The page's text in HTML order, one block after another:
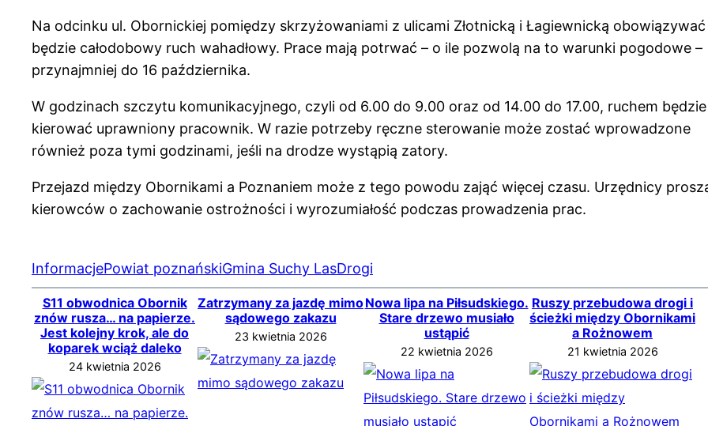
Na odcinku ul. Obornickiej pomiędzy skrzyżowaniami z ulicami Złotnicką i Łagiewnicką obowiązywać
będzie całodobowy ruch wahadłowy. Prace mają potrwać – o ile pozwolą na to warunki pogodowe –
przynajmniej do 16 października.
W godzinach szczytu komunikacyjnego, czyli od 6.00 do 9.00 oraz od 14.00 do 17.00, ruchem będzie
kierować uprawniony pracownik. W razie potrzeby ręczne sterowanie może zostać wprowadzone
również poza tymi godzinami, jeśli na drodze wystąpią zatory.
Przejazd między Obornikami a Poznaniem może z tego powodu zająć więcej czasu. Urzędnicy
kierowców o zachowanie ostrożności i wyrozumiałość podczas prowadzenia prac.
InformacjePowiat poznańskiGmina Suchy LasDrogi
S11 obwodnica Obornik
znów rusza… na papierze.
Jest kolejny krok, ale do
koparek wciąż daleko
24 kwietnia 2026
Zatrzymany za jazdę mimo
sądowego zakazu
23 kwietnia 2026
Nowa lipa na Piłsudskiego.
Stare drzewo musiało
ustąpić
22 kwietnia 2026
Ruszy przebudowa drogi i
ścieżki między Obornikami
a Rożnowem
21 kwietnia 2026